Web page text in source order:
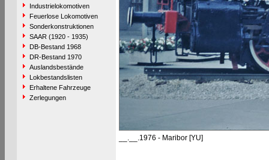
Industrielokomotiven
Feuerlose Lokomotiven
Sonderkonstruktionen
SAAR (1920 - 1935)
DB-Bestand 1968
DR-Bestand 1970
Auslandsbestände
Lokbestandslisten
Erhaltene Fahrzeuge
Zerlegungen
__.__.1976 - Maribor [YU]